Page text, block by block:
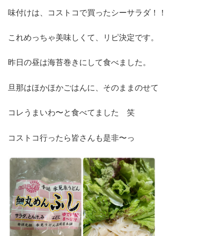
味付けは、コストコで買ったシーサラダ！！
これめっちゃ美味しくて、リピ決定です。
昨日の昼は海苔巻きにして食べました。
旦那はほかほかごはんに、そのままのせて
コレうまいわ〜と食べてました 笑
コストコ行ったら皆さんも是非〜っ